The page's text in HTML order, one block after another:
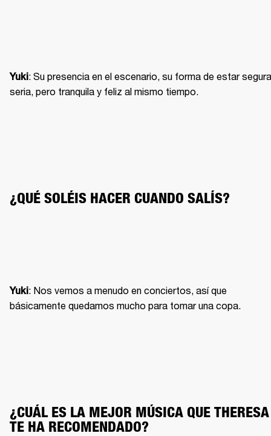
Yuki: Su presencia en el escenario, su forma de estar
seria, pero tranquila y feliz al mismo tiempo.
¿QUÉ SOLÉIS HACER CUANDO SALÍS?
Yuki: Nos vemos a menudo en conciertos, así que
básicamente quedamos mucho para tomar una copa.
¿CUÁL ES LA MEJOR MÚSICA QUE THERESA
TE HA RECOMENDADO?